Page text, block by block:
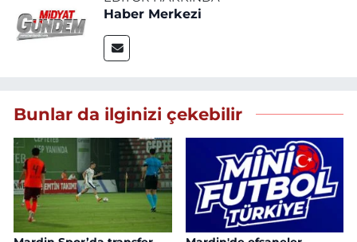
Haber Merkezi
Bunlar da ilginizi çekebilir